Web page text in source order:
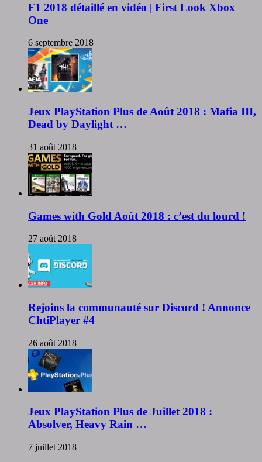
F1 2018 détaillé en vidéo | First Look Xbox
One
6 septembre 2018
Jeux PlayStation Plus de Août 2018 : Mafia III,
Dead by Daylight …
31 août 2018
Games with Gold Août 2018 : c’est du lourd !
27 août 2018
Rejoins la communauté sur Discord ! Annonce
ChtiPlayer #4
26 août 2018
Jeux PlayStation Plus de Juillet 2018 :
Absolver, Heavy Rain …
7 juillet 2018